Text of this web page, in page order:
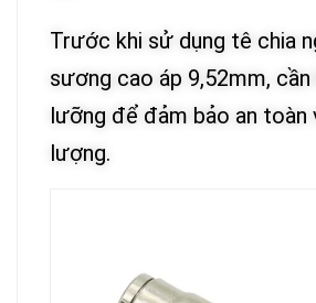
Trước khi sử dụng tê chia
sương cao áp 9,52mm,
lưỡng để đảm bảo an toàn
lượng.